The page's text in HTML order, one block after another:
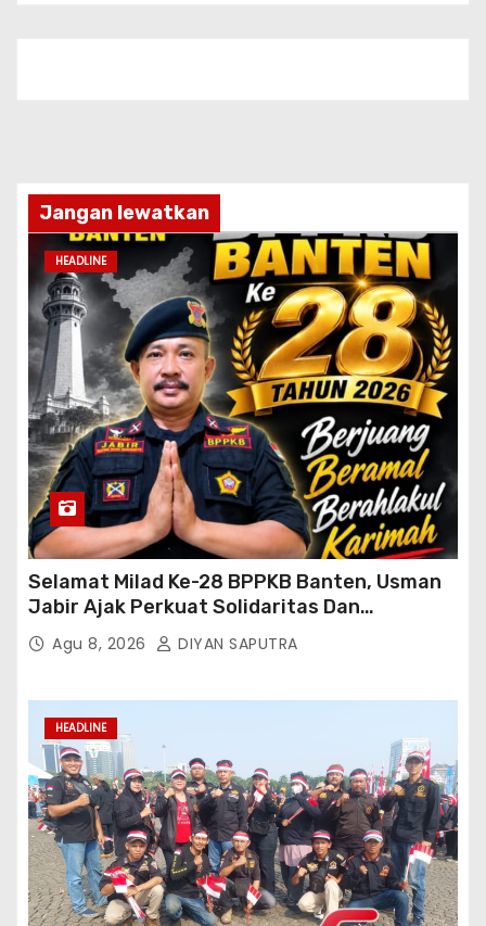
Jangan lewatkan
HEADLINE
Selamat Milad Ke-28 BPPKB Banten, Usman
Jabir Ajak Perkuat Solidaritas Dan
Kebersamaan
Agu 8, 2026 DIYAN SAPUTRA
HEADLINE